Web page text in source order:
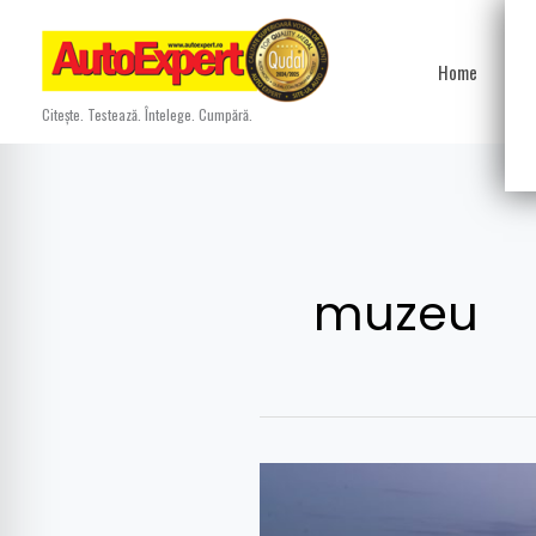
content
Citește. Testează. Întelege. Cumpără.
Home
muzeu